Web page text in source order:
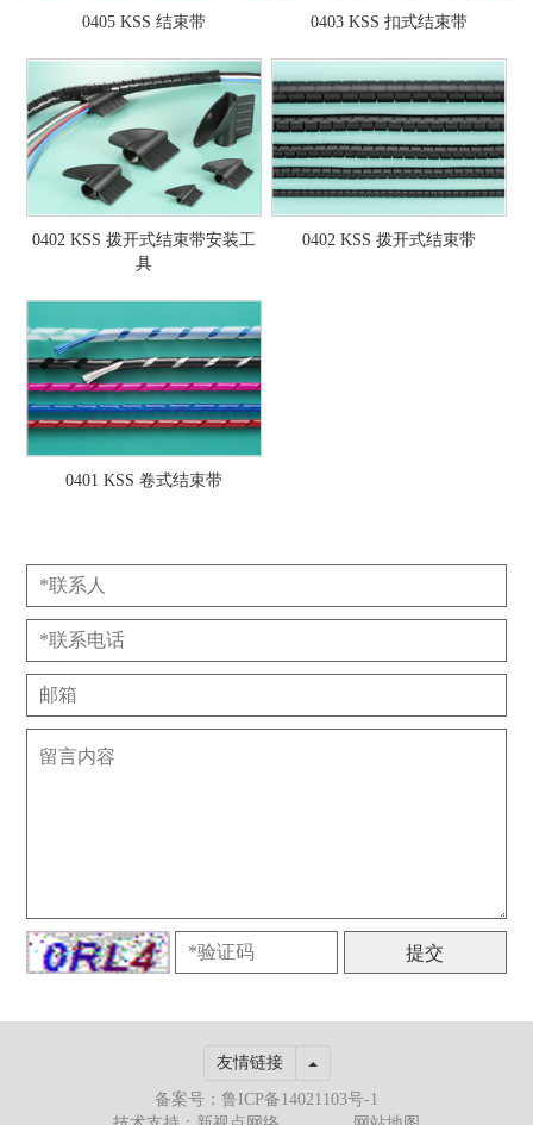
0405 KSS 结束带 0403 KSS 扣式结束带
0402 KSS 拨开式结束带安装工
具
0402 KSS 拨开式结束带
0401 KSS 卷式结束带
友情链接 Toggle Dropdown
备案号：鲁ICP备14021103号-1